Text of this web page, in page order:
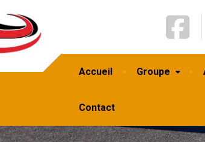
Accueil Groupe
Contact